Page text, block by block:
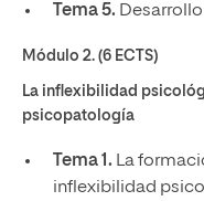
Tema 5.
Módulo 2. (6 ECTS)
La inflexibilidad
psicopatología
Tema 1. La
inflexibilidad